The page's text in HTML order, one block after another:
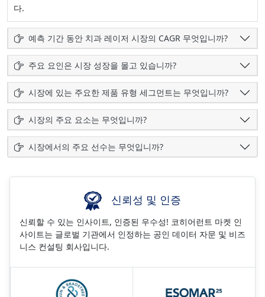
다.
예측 기간 동안 치과 레이저 시장의 CAGR 무엇입니까?
주요 요인은 시장 성장을 몰고 있습니까?
시장에 있는 주요한 제품 유형 세그먼트는 무엇입니까?
시장의 주요 요소는 무엇입니까?
시장에서의 주요 선수는 무엇입니까?
신뢰성 및 인증
신뢰할 수 있는 인사이트, 인증된 우수성! 코히어런트 마켓 인
사이트는 글로벌 기관에서 인정하는 공인 데이터 자문 및 비즈
니스 컨설팅 회사입니다.